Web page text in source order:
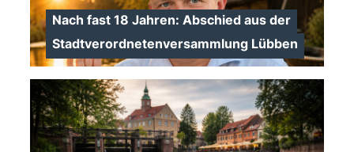
Nach fast 18 Jahren: Abschied aus der
Stadtverordnetenversammlung Lübben